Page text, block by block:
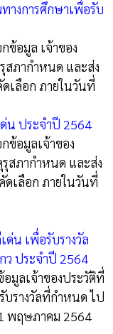
างการศึกษาเพื่อรับ
ข้อมูล เจ้าของ
ภากำหนด และส่ง
เลือก ภายในวันที่
น ประจำปี 2564
ข้อมูลเจ้าของ
สภากำหนด และส่ง
เลือก ภายในวันที่
ด่น เพื่อรับรางวัล
ว ประจำปี 2564
มูลเจ้าของประวัติที่
บรางวัลที่กำหนด ไป
พฤษภาคม 2564